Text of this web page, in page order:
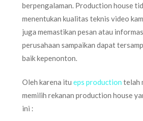
berpengalaman. Production house
menentukan kualitas teknis video
juga memastikan pesan atau
perusahaan sampaikan dapat
baik kepenonton.
Oleh karena itu eps production telah
memilih rekanan production house
ini :